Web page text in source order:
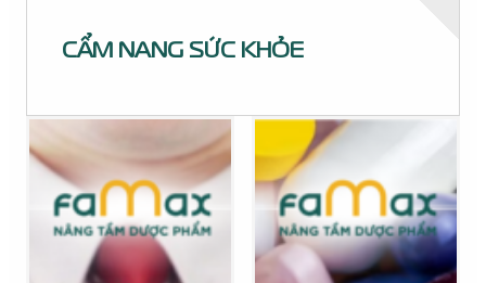
CẨM NANG SỨC KHỎE